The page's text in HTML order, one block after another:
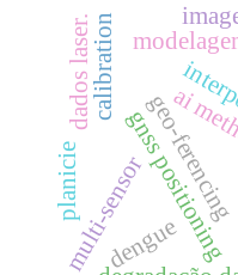
gnss positioning
multi-sensorgeo-ferencing
calibration
ai
planicie
dados laser.
dengue